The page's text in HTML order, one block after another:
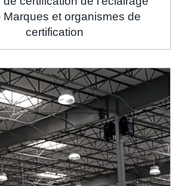
Marques et organismes de
certification